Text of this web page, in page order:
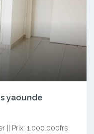
yaounde
|| Prix: 1.000.000frs